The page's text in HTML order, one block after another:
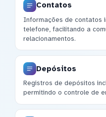
Contatos
Informações de contatos
telefone, facilitando a
relacionamentos.
Depósitos
Registros de depósitos
permitindo o controle de